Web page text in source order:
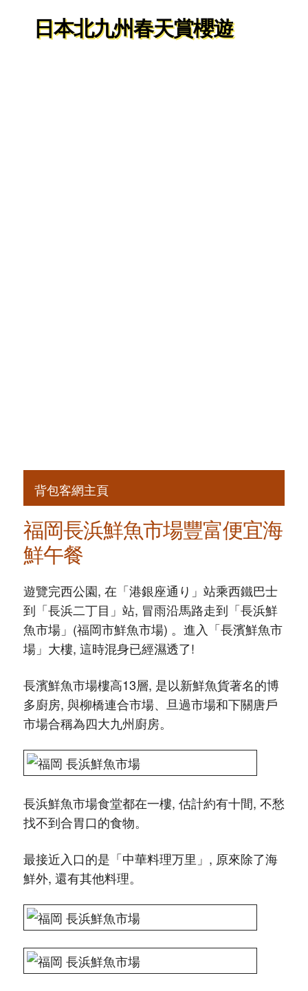
日本北九州春天賞櫻遊
背包客網主頁
福岡長浜鮮魚市場豐富便宜海
鮮午餐
遊覽完西公園, 在「港銀座通り」站乘西鐵巴士
到「長浜二丁目」站, 冒雨沿馬路走到「長浜鮮
魚市場」(福岡市鮮魚市場) 。進入「長濱鮮魚市
場」大樓, 這時混身已經濕透了!
長濱鮮魚市場樓高13層, 是以新鮮魚貨著名的博
多廚房, 與柳橋連合市場、旦過市場和下關唐戶
市場合稱為四大九州廚房。
長浜鮮魚市場食堂都在一樓, 估計約有十間, 不愁
找不到合胃口的食物。
最接近入口的是「中華料理万里」, 原來除了海
鮮外, 還有其他料理。